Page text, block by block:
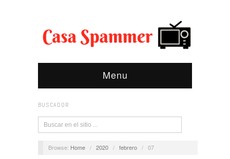
Menu
BUSCADOR
Browse: Home / 2020 / febrero / 07